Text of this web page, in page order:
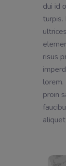
dui id
turpis.
risus
lorem.
proin